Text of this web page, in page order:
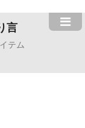
言
イテム